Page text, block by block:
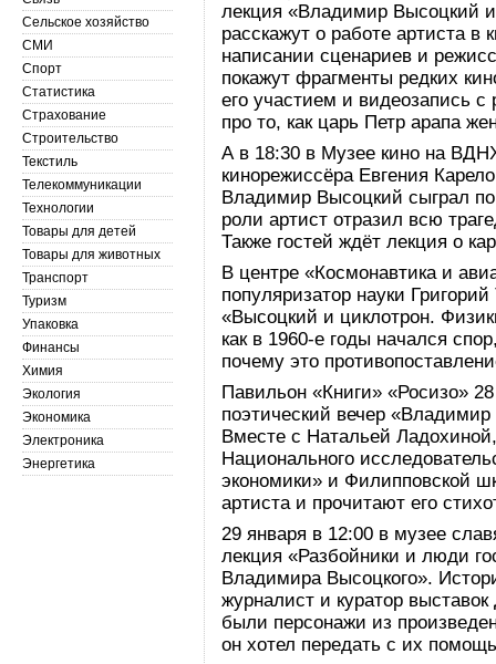
лекция «Владимир Высоцкий
расскажут о работе артиста в
написании сценариев и
покажут фрагменты редких
его участием и видеозапись
про то, как царь Петр арапа
А в 18:30 в Музее кино на
кинорежиссёра Евгения
Владимир Высоцкий сыграл
роли артист отразил всю
Также гостей ждёт лекция о
В центре «Космонавтика и
популяризатор науки
«Высоцкий и циклотрон.
как в 1960-е годы начался
почему это
Павильон «Книги» «Росизо»
поэтический вечер
Вместе с Натальей
Национального
экономики» и Филипповской
артиста и прочитают его
29 января в 12:00 в музее
лекция «Разбойники и люди
Владимира Высоцкого».
журналист и куратор
были персонажи из
он хотел передать с их
Сельское хозяйство
СМИ
Спорт
Статистика
Страхование
Строительство
Текстиль
Телекоммуникации
Технологии
Товары для детей
Товары для животных
Транспорт
Туризм
Упаковка
Финансы
Химия
Экология
Экономика
Электроника
Энергетика